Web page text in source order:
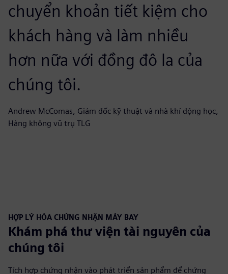
chuyển khoản tiết kiệm cho
khách hàng và làm nhiều
hơn nữa với đồng đô la của
chúng tôi.
Andrew McComas, Giám đốc kỹ thuật và nhà khí động học,
Hàng không vũ trụ TLG
HỢP LÝ HÓA CHỨNG NHẬN MÁY BAY
Khám phá thư viện tài nguyên của
chúng tôi
Tích hợp chứng nhận vào phát triển sản phẩm để chứng